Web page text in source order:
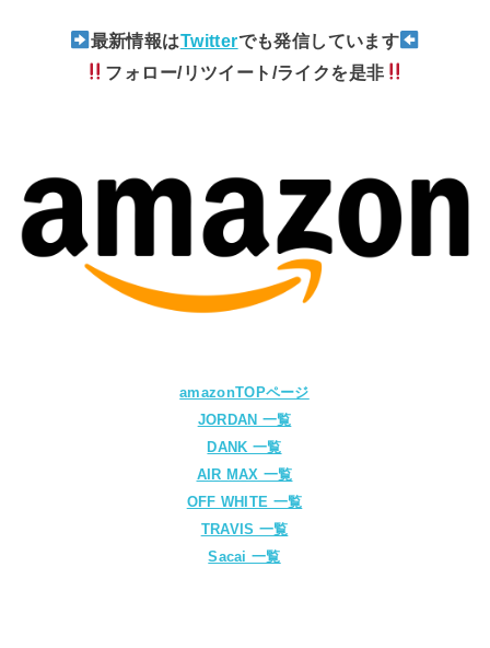
最新情報はTwitterでも発信しています
フォロー/リツイート/ライクを是非
amazonTOPページ
JORDAN 一覧
DANK 一覧
AIR MAX 一覧
OFF WHITE 一覧
TRAVIS 一覧
Sacai 一覧